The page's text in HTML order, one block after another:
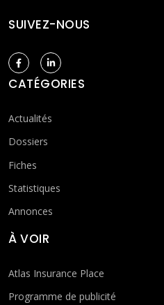
SUIVEZ-NOUS
CATÉGORIES
Actualités
Dossiers
Fiches
Statistiques
Annonces
À VOIR
Atlas Insurance Place
Programme de publicité